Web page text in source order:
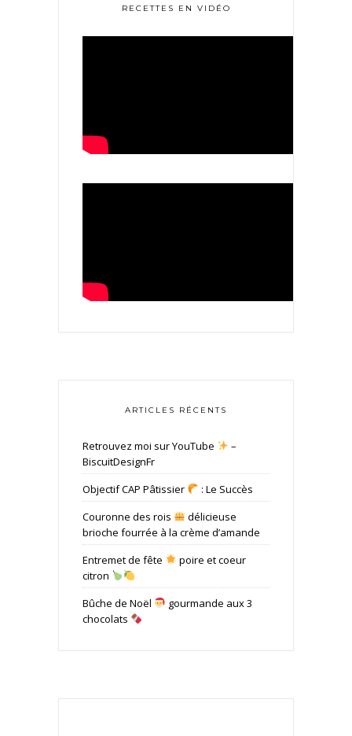
RECETTES EN VIDÉO
ARTICLES RÉCENTS
Retrouvez moi sur YouTube
–
BiscuitDesignFr
Objectif CAP Pâtissier
: Le Succès
Couronne des rois
délicieuse
brioche fourrée à la crème d’amande
Entremet de fête
poire et coeur
citron
Bûche de Noël
gourmande aux 3
chocolats